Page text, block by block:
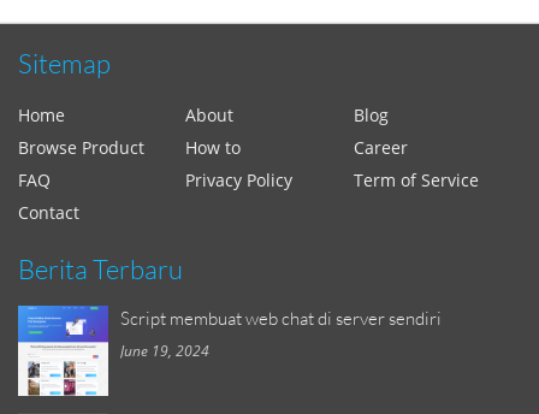
Sitemap
Home About
Blog
Browse Product
How to
Career
FAQ
Privacy Policy
Term of Service
Contact
Berita Terbaru
Script membuat web chat di server sendiri
June 19, 2024